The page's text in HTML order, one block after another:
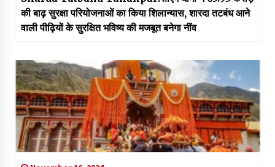
की बाढ़ सुरक्षा परियोजनाओं का किया शिलान्यास, शारदा तटबंध आने
वाली पीढ़ियों के सुरक्षित भविष्य की मजबूत बनेगा नींव